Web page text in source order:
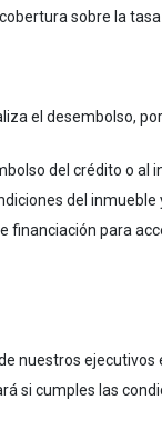
sobre la tasa
el desembolso,
del crédito o al
del inmueble
financiación para
nuestros
si cumples las